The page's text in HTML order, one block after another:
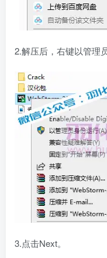
2.解压后，右键以管理
3.点击Next。